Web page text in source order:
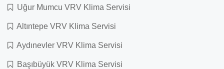
Uğur Mumcu VRV Klima Servisi
Altıntepe VRV Klima Servisi
Aydınevler VRV Klima Servisi
Başıbüyük VRV Klima Servisi